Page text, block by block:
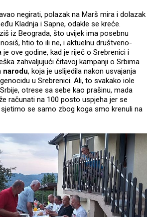
negirati, polazak na Marš mira i dolazak
Kladnja i Sapne, odakle se kreće.
iz Beograda, što uvijek ima posebnu
htio to ili ne, i aktuelnu društveno-
ove godine, kad je riječ o Srebrenici i
zahvaljujući čitavoj kampanji o Srbima
narodu, koja je uslijedila nakon usvajanja
u Srebrenici. Ali, to svakako iole
otrese sa sebe kao prašinu, mada
računati na 100 posto uspjeha jer se
sjetimo se samo zbog koga smo krenuli na